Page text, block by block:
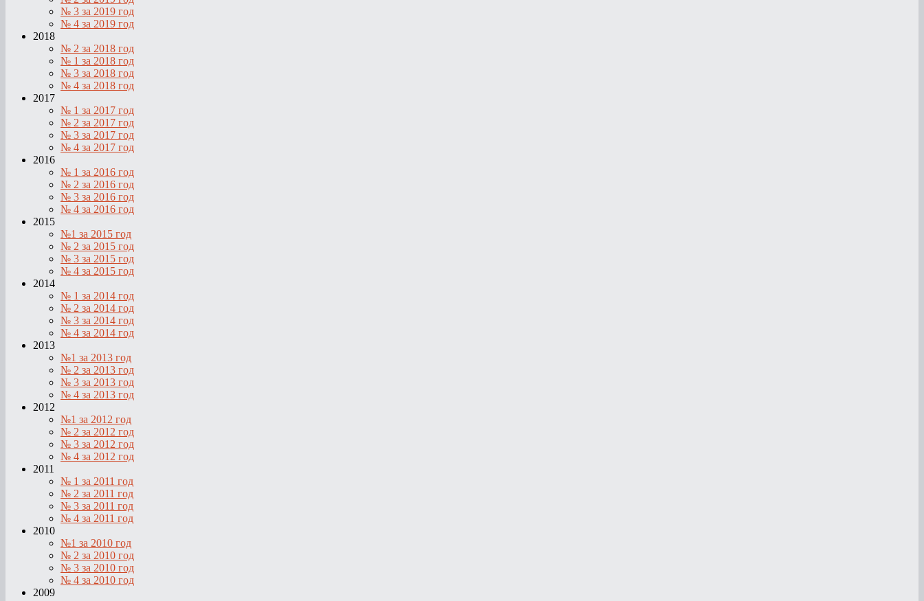
№ 3 за 2019 год
№ 4 за 2019 год
2018
№ 2 за 2018 год
№ 1 за 2018 год
№ 3 за 2018 год
№ 4 за 2018 год
2017
№ 1 за 2017 год
№ 2 за 2017 год
№ 3 за 2017 год
№ 4 за 2017 год
2016
№ 1 за 2016 год
№ 2 за 2016 год
№ 3 за 2016 год
№ 4 за 2016 год
2015
№1 за 2015 год
№ 2 за 2015 год
№ 3 за 2015 год
№ 4 за 2015 год
2014
№ 1 за 2014 год
№ 2 за 2014 год
№ 3 за 2014 год
№ 4 за 2014 год
2013
№1 за 2013 год
№ 2 за 2013 год
№ 3 за 2013 год
№ 4 за 2013 год
2012
№1 за 2012 год
№ 2 за 2012 год
№ 3 за 2012 год
№ 4 за 2012 год
2011
№ 1 за 2011 год
№ 2 за 2011 год
№ 3 за 2011 год
№ 4 за 2011 год
2010
№1 за 2010 год
№ 2 за 2010 год
№ 3 за 2010 год
№ 4 за 2010 год
2009